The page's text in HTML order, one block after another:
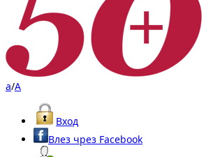
a/A
Вход
Влез чрез Facebook